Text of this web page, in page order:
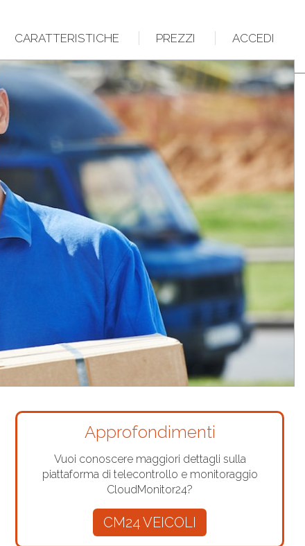
CARATTERISTICHE PREZZI ACCEDI
Approfondimenti
Vuoi conoscere maggiori dettagli sulla
piattaforma di telecontrollo e monitoraggio
CloudMonitor24?
CM24 VEICOLI